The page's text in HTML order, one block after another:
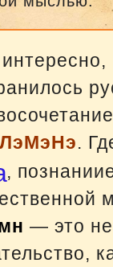
.
,
— это не